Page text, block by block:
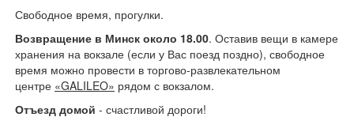
Свободное время, прогулки.
Возвращение в Минск около 18.00. Оставив вещи в камере
хранения на вокзале (если у Вас поезд поздно), свободное
время можно провести в торгово-развлекательном
центре «GALILEO» рядом с вокзалом.
Отъезд домой - счастливой дороги!